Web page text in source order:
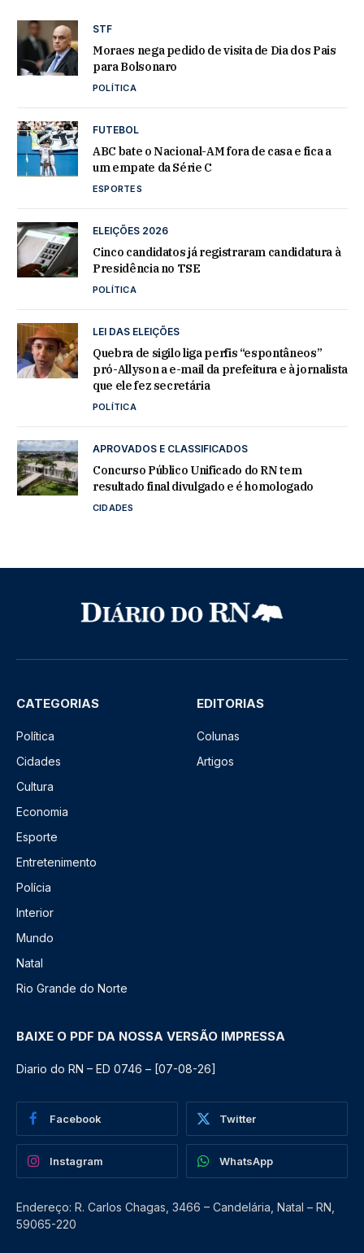
STF
Moraes nega pedido de visita de Dia dos Pais
para Bolsonaro
POLÍTICA
FUTEBOL
ABC bate o Nacional-AM fora de casa e fica a
um empate da Série C
ESPORTES
ELEIÇÕES 2026
Cinco candidatos já registraram candidatura à
Presidência no TSE
POLÍTICA
LEI DAS ELEIÇÕES
Quebra de sigilo liga perfis “espontâneos”
pró-Allyson a e-mail da prefeitura e à jornalista
que ele fez secretária
POLÍTICA
APROVADOS E CLASSIFICADOS
Concurso Público Unificado do RN tem
resultado final divulgado e é homologado
CIDADES
CATEGORIAS
Política
Cidades
Cultura
Economia
Esporte
Entretenimento
Polícia
Interior
Mundo
Natal
Rio Grande do Norte
EDITORIAS
Colunas
Artigos
BAIXE O PDF DA NOSSA VERSÃO IMPRESSA
Diario do RN – ED 0746 – [07-08-26]
Facebook Twitter
Instagram WhatsApp
Endereço: R. Carlos Chagas, 3466 – Candelária, Natal – RN,
59065-220